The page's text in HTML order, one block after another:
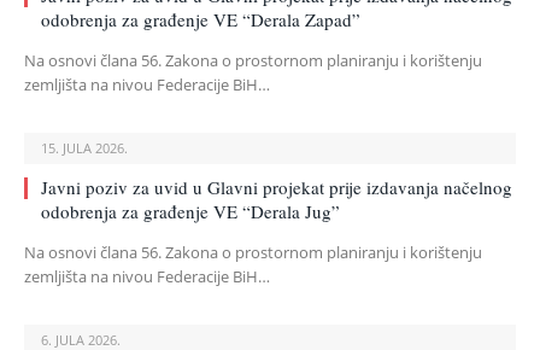
odobrenja za građenje VE “Derala Zapad”
Na osnovi člana 56. Zakona o prostornom planiranju i korištenju
zemljišta na nivou Federacije BiH…
15. JULA 2026.
Javni poziv za uvid u Glavni projekat prije izdavanja načelnog
odobrenja za građenje VE “Derala Jug”
Na osnovi člana 56. Zakona o prostornom planiranju i korištenju
zemljišta na nivou Federacije BiH…
6. JULA 2026.